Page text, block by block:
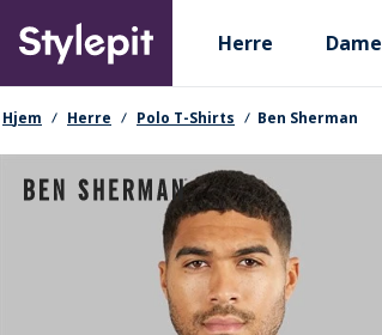
main
content
Primary departments
Herre Dame
navigationssti
Hjem Herre Polo T-Shirts Ben Sherman